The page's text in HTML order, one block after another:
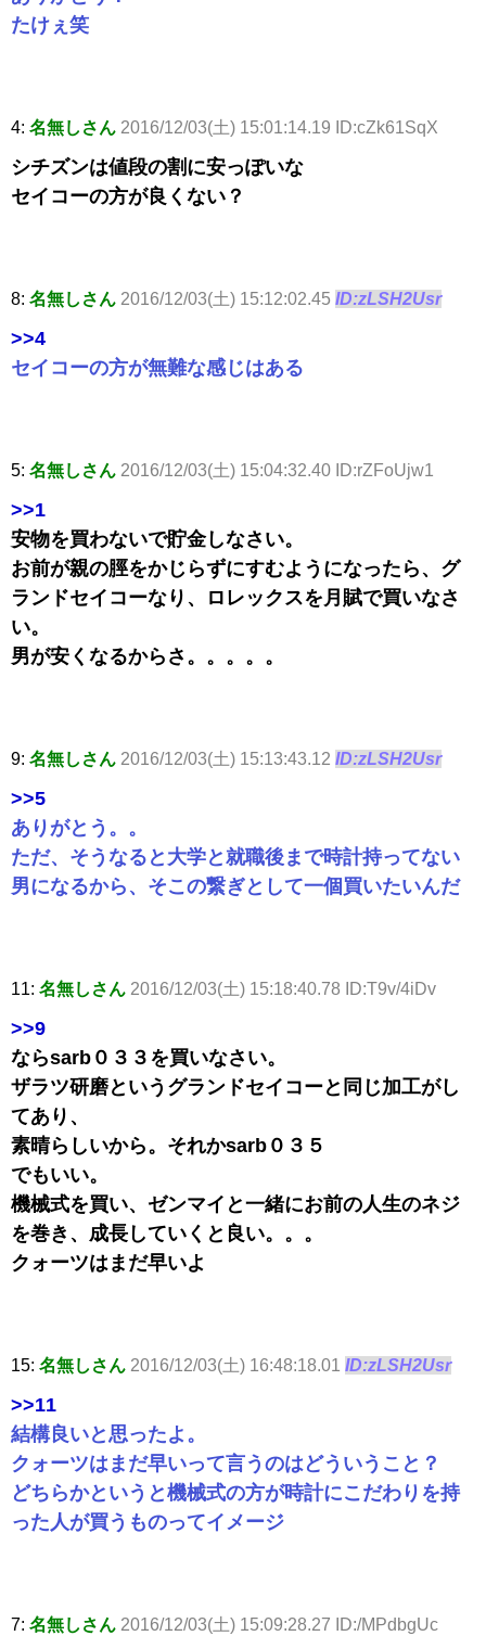
たけぇ笑
4: 名無しさん 2016/12/03(土) 15:01:14.19 ID:cZk61SqX
シチズンは値段の割に安っぽいな
セイコーの方が良くない？
8: 名無しさん 2016/12/03(土) 15:12:02.45 ID:zLSH2Usr
>>4
セイコーの方が無難な感じはある
5: 名無しさん 2016/12/03(土) 15:04:32.40 ID:rZFoUjw1
>>1
安物を買わないで貯金しなさい。
お前が親の脛をかじらずにすむようになったら、グ
ランドセイコーなり、ロレックスを月賦で買いなさ
い。
男が安くなるからさ。。。。。
9: 名無しさん 2016/12/03(土) 15:13:43.12 ID:zLSH2Usr
>>5
ありがとう。。
ただ、そうなると大学と就職後まで時計持ってない
男になるから、そこの繋ぎとして一個買いたいんだ
11: 名無しさん 2016/12/03(土) 15:18:40.78 ID:T9v/4iDv
>>9
ならsarb０３３を買いなさい。
ザラツ研磨というグランドセイコーと同じ加工がし
てあり、
素晴らしいから。それかsarb０３５
でもいい。
機械式を買い、ゼンマイと一緒にお前の人生のネジ
を巻き、成長していくと良い。。。
クォーツはまだ早いよ
15: 名無しさん 2016/12/03(土) 16:48:18.01 ID:zLSH2Usr
>>11
結構良いと思ったよ。
クォーツはまだ早いって言うのはどういうこと？
どちらかというと機械式の方が時計にこだわりを持
った人が買うものってイメージ
7: 名無しさん 2016/12/03(土) 15:09:28.27 ID:/MPdbgUc